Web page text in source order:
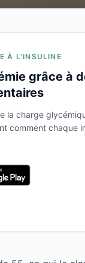
À L'INSULINE
grâce à
la charge
comment chaque